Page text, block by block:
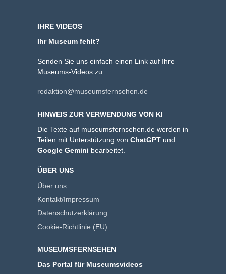
IHRE VIDEOS
Ihr Museum fehlt?
Senden Sie uns einfach einen Link auf Ihre
Museums-Videos zu:
redaktion@museumsfernsehen.de
HINWEIS ZUR VERWENDUNG VON KI
Die Texte auf museumsfernsehen.de werden in
Teilen mit Unterstützung von ChatGPT und
Google Gemini bearbeitet.
ÜBER UNS
Über uns
Kontakt/Impressum
Datenschutzerklärung
Cookie-Richtlinie (EU)
MUSEUMSFERNSEHEN
Das Portal für Museumsvideos